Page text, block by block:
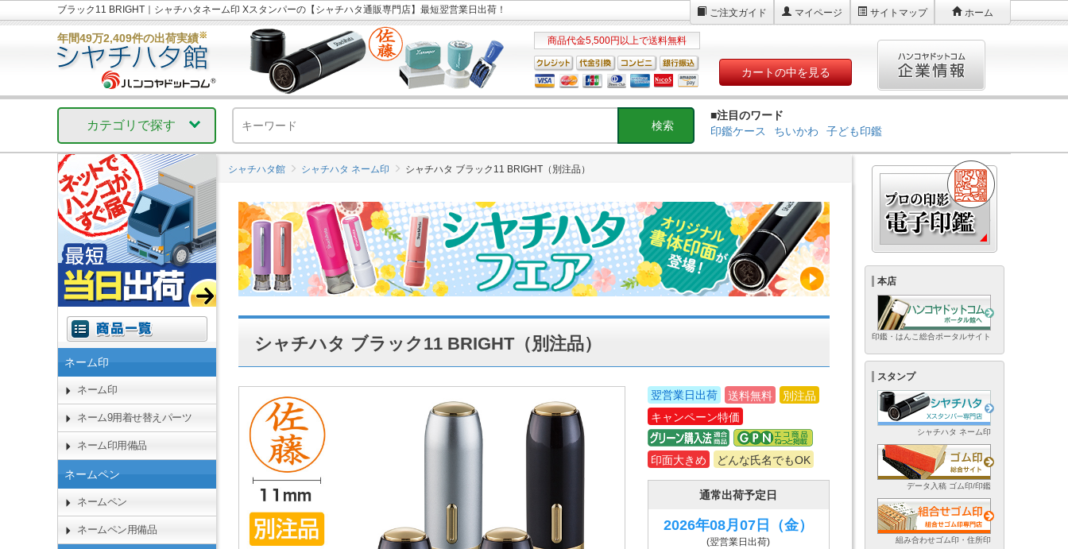
ブラック11 BRIGHT｜シャチハタネーム印 Xスタンパーの【シャチハタ通販専門店】最短翌営業日出荷！ ご注文ガイド マイページ サイトマップ ホーム
年間49万2,409件の出荷実績※
商品代金5,500円以上で送料無料
カートの中を見る
カテゴリで探す
■注目のワード
印鑑ケース
ちいかわ 子ども印鑑
シャチハタ館 シャチハタ ネーム印 シャチハタ ブラック11 BRIGHT（別注品）
シャチハタ ブラック11 BRIGHT（別注品）
翌営業日出荷 送料無料
別注品
キャンペーン特価
印面大きめ どんな氏名でもOK
通常出荷予定日
2026年08月07日 （金）
(翌営業日出荷)
ネーム印
ネーム印
ネーム9用着せ替えパーツ
ネーム印用備品
ネームペン
ネームペン
ネームペン用備品
本店
印鑑・はんこ総合ポータルサイト
スタンプ
シャチハタ ネーム印
データ入稿 ゴム印/印鑑
組み合わせゴム印・住所印